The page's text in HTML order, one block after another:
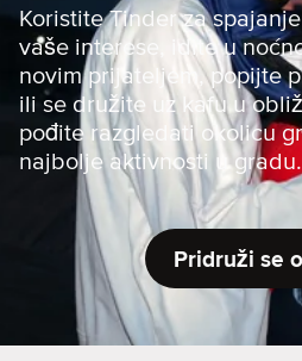
Koristite Tinder za
vaše interese, idite u
novim prijateljem, popijte
ili se družite uz kafu u
pođite razgledati okolicu
najbolje aktivnosti u gradu.
Pridruži se